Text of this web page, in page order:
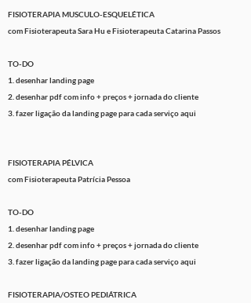
FISIOTERAPIA MUSCULO-ESQUELÉTICA
comFisioterapeutaSara Hu eFisioterapeutaCatarina Passos
TO-DO
1. desenhar landing page
2. desenhar pdf com info + preços + jornada do cliente
3. fazerligaçãoda landing page para cada serviço aqui
FISIOTERAPIA PÉLVICA
com Fisioterapeuta Patrícia Pessoa
TO-DO
1. desenhar landing page
2. desenhar pdf com info + preços + jornada do cliente
3. fazerligaçãoda landing page para cada serviço aqui
FISIOTERAPIA/OSTEO PEDIÁTRICA